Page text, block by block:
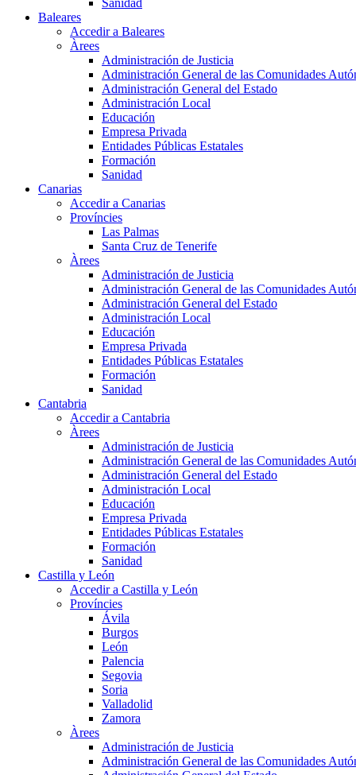
Sanidad
Baleares
Accedir a Baleares
Àrees
Administración de Justicia
Administración General de las Comunidades
Administración General del Estado
Administración Local
Educación
Empresa Privada
Entidades Públicas Estatales
Formación
Sanidad
Canarias
Accedir a Canarias
Províncies
Las Palmas
Santa Cruz de Tenerife
Àrees
Administración de Justicia
Administración General de las Comunidades
Administración General del Estado
Administración Local
Educación
Empresa Privada
Entidades Públicas Estatales
Formación
Sanidad
Cantabria
Accedir a Cantabria
Àrees
Administración de Justicia
Administración General de las Comunidades
Administración General del Estado
Administración Local
Educación
Empresa Privada
Entidades Públicas Estatales
Formación
Sanidad
Castilla y León
Accedir a Castilla y León
Províncies
Ávila
Burgos
León
Palencia
Segovia
Soria
Valladolid
Zamora
Àrees
Administración de Justicia
Administración General de las Comunidades